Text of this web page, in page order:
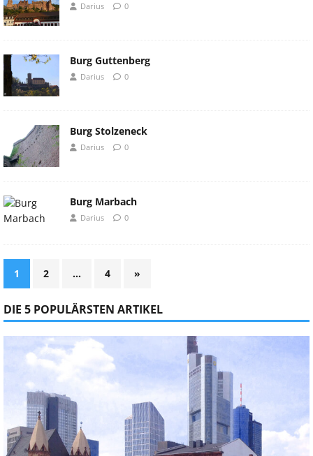
Darius 0
Burg Guttenberg
Darius 0
Burg Stolzeneck
Darius 0
Burg Marbach
Darius 0
1 2 … 4 »
DIE 5 POPULÄRSTEN ARTIKEL